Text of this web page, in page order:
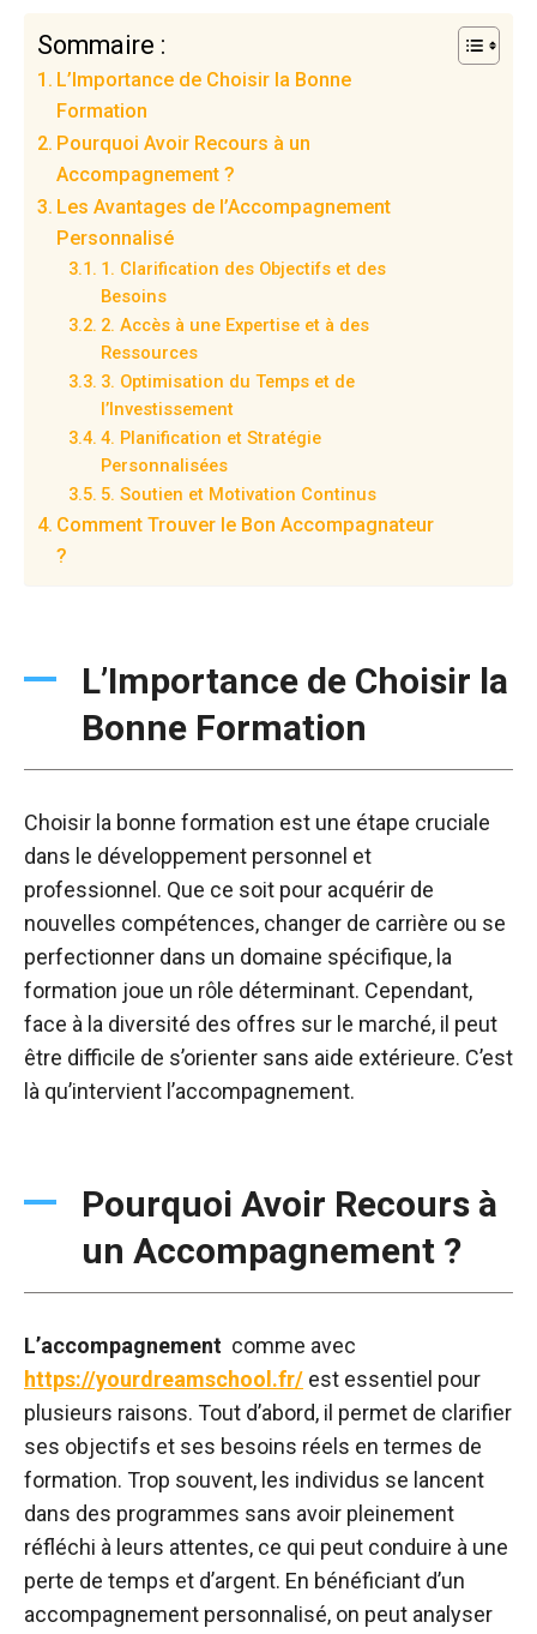
Sommaire :
L’Importance de Choisir la Bonne
Formation
Pourquoi Avoir Recours à un
Accompagnement ?
Les Avantages de l’Accompagnement
Personnalisé
1. Clarification des Objectifs et des
Besoins
2. Accès à une Expertise et à des
Ressources
3. Optimisation du Temps et de
l’Investissement
4. Planification et Stratégie
Personnalisées
5. Soutien et Motivation Continus
Comment Trouver le Bon Accompagnateur
?
L’Importance de Choisir la
Bonne Formation
Choisir la bonne formation est une étape cruciale
dans le développement personnel et
professionnel. Que ce soit pour acquérir de
nouvelles compétences, changer de carrière ou se
perfectionner dans un domaine spécifique, la
formation joue un rôle déterminant. Cependant,
face à la diversité des offres sur le marché, il peut
être difficile de s’orienter sans aide extérieure. C’est
là qu’intervient l’accompagnement.
Pourquoi Avoir Recours à
un Accompagnement ?
L’accompagnement comme avec
https://yourdreamschool.fr/ est essentiel pour
plusieurs raisons. Tout d’abord, il permet de clarifier
ses objectifs et ses besoins réels en termes de
formation. Trop souvent, les individus se lancent
dans des programmes sans avoir pleinement
réfléchi à leurs attentes, ce qui peut conduire à une
perte de temps et d’argent. En bénéficiant d’un
accompagnement personnalisé, on peut analyser